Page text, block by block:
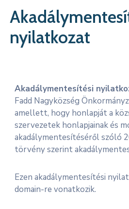
nyilatkozat
Akadálymentesítési
Fadd Nagyközség
amellett, hogy honlapját a
szervezetek honlapjainak és
akadálymentesítéséről szóló
törvény szerint
Ezen akadálymentesítési
domain-re vonatkozik.